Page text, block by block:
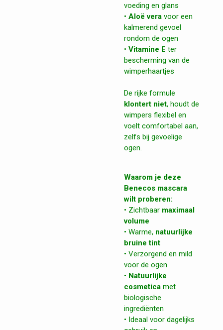
voeding en glans
• Aloë vera voor een
kalmerend gevoel
rondom de ogen
• Vitamine E ter
bescherming van de
wimperhaartjes
De rijke formule
klontert niet, houdt de
wimpers flexibel en
voelt comfortabel aan,
zelfs bij gevoelige
ogen.
Waarom je deze
Benecos mascara
wilt proberen:
• Zichtbaar maximaal
volume
• Warme, natuurlijke
bruine tint
• Verzorgend en mild
voor de ogen
• Natuurlijke
cosmetica met
biologische
ingrediënten
• Ideaal voor dagelijks